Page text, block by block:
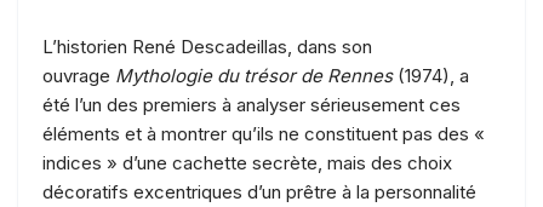
L’historien René Descadeillas, dans son
ouvrage Mythologie du trésor de Rennes(1974), a
été l’un des premiers à analyser sérieusement ces
éléments et à montrer qu’ils ne constituent pas des «
indices » d’une cachette secrète, mais des choix
décoratifs excentriques d’un prêtre à la personnalité